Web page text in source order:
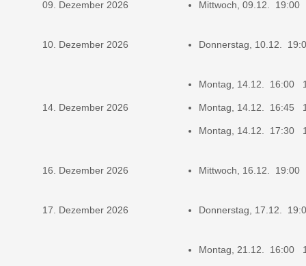
09. Dezember 2026 Mittwoch, 09.12.
10. Dezember 2026 Donnerstag, 10.12.
14. Dezember 2026
Montag, 14.12. 16:00
Montag, 14.12. 16:45
Montag, 14.12. 17:30
16. Dezember 2026 Mittwoch, 16.12.
17. Dezember 2026 Donnerstag, 17.12.
Montag, 21.12. 16:00